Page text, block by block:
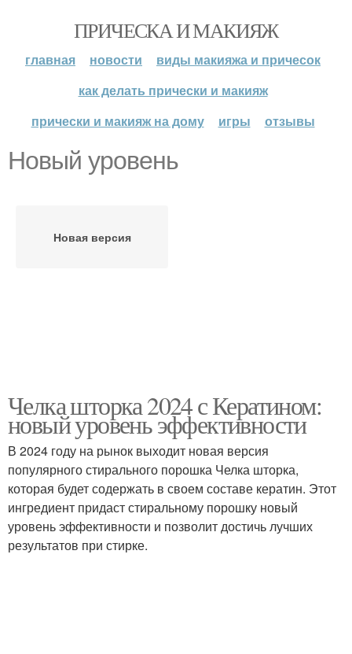
ПРИЧЕСКА И МАКИЯЖ
главная новости
виды макияжа и причесок
как делать прически и макияж
прически и макияж на дому
игры отзывы
Новый уровень
Новая версия
Челка шторка 2024 с Кератином:
новый уровень эффективности
В 2024 году на рынок выходит новая версия
популярного стирального порошка Челка шторка,
которая будет содержать в своем составе кератин. Этот
ингредиент придаст стиральному порошку новый
уровень эффективности и позволит достичь лучших
результатов при стирке.